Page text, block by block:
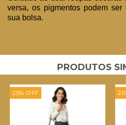
versa, os pigmentos podem ser
sua bolsa.
PRODUTOS
25% OFF 20